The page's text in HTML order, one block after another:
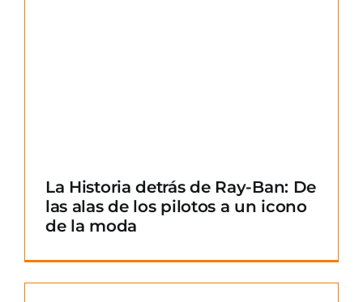
La Historia detrás de Ray-Ban: De
las alas de los pilotos a un icono
de la moda